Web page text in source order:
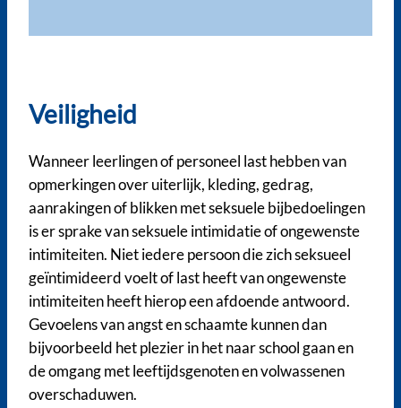
Veiligheid
Wanneer leerlingen of personeel last hebben van
opmerkingen over uiterlijk, kleding, gedrag,
aanrakingen of blikken met seksuele bijbedoelingen
is er sprake van seksuele intimidatie of ongewenste
intimiteiten. Niet iedere persoon die zich seksueel
geïntimideerd voelt of last heeft van ongewenste
intimiteiten heeft hierop een afdoende antwoord.
Gevoelens van angst en schaamte kunnen dan
bijvoorbeeld het plezier in het naar school gaan en
de omgang met leeftijdsgenoten en volwassenen
overschaduwen.